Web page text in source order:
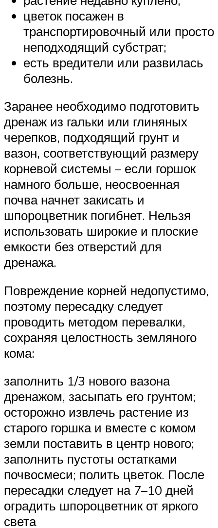
цветок посажен в
транспортировочный или просто
неподходящий субстрат;
есть вредители или развилась
болезнь.
Заранее необходимо подготовить
дренаж из гальки или глиняных
черепков, подходящий грунт и
вазон, соответствующий размеру
корневой системы – если горшок
намного больше, неосвоенная
почва начнет закисать и
шпороцветник погибнет. Нельзя
использовать широкие и плоские
емкости без отверстий для
дренажа.
Повреждение корней недопустимо,
поэтому пересадку следует
проводить методом перевалки,
сохраняя целостность земляного
кома:
заполнить 1/3 нового вазона
дренажом, засыпать его грунтом;
осторожно извлечь растение из
старого горшка и вместе с комом
земли поставить в центр нового;
заполнить пустоты остатками
почвосмеси; полить цветок. После
пересадки следует на 7–10 дней
оградить шпороцветник от яркого
света